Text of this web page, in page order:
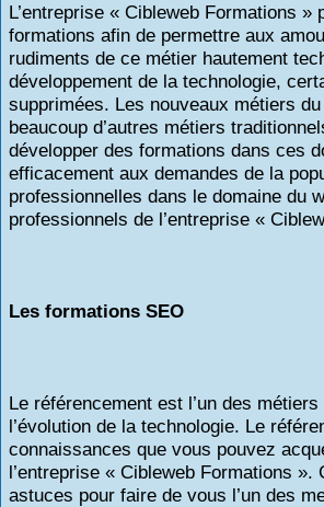
L’entreprise « Cibleweb Formations
formations afin de permettre aux
rudiments de ce métier hautement
développement de la technologie,
supprimées. Les nouveaux métiers
beaucoup d’autres métiers
développer des formations dans ces
efficacement aux demandes de la
professionnelles dans le domaine du
professionnels de l’entreprise «
Les formations SEO
Le référencement est l’un des
l’évolution de la technologie. Le
connaissances que vous pouvez
l’entreprise « Cibleweb Formations
astuces pour faire de vous l’un des